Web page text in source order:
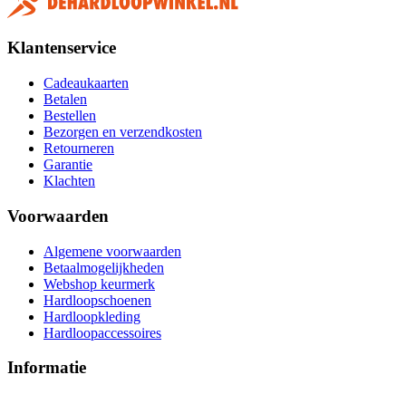
Klantenservice
Cadeaukaarten
Betalen
Bestellen
Bezorgen en verzendkosten
Retourneren
Garantie
Klachten
Voorwaarden
Algemene voorwaarden
Betaalmogelijkheden
Webshop keurmerk
Hardloopschoenen
Hardloopkleding
Hardloopaccessoires
Informatie